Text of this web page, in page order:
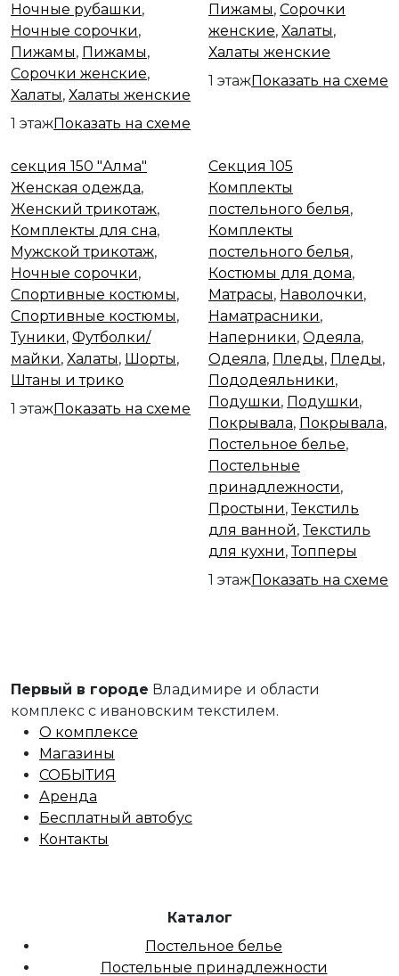
Ночные рубашки,
Ночные сорочки,
Пижамы, Пижамы,
Сорочки женские,
Халаты, Халаты женские
1 этажПоказать на схеме
Пижамы, Сорочки
женские, Халаты,
Халаты женские
1 этажПоказать на схеме
секция 150 "Алма"
Женская одежда,
Женский трикотаж,
Комплекты для сна,
Мужской трикотаж,
Ночные сорочки,
Спортивные костюмы,
Спортивные костюмы,
Туники, Футболки/
майки, Халаты, Шорты,
Штаны и трико
1 этажПоказать на схеме
Секция 105
Комплекты
постельного белья,
Комплекты
постельного белья,
Костюмы для дома,
Матрасы, Наволочки,
Наматрасники,
Наперники, Одеяла,
Одеяла, Пледы, Пледы,
Пододеяльники,
Подушки, Подушки,
Покрывала, Покрывала,
Постельное белье,
Постельные
принадлежности,
Простыни,Текстиль
для ванной,Текстиль
для кухни,Топперы
1 этажПоказать на схеме
Первый в городе Владимире и области
комплекс с ивановским текстилем.
О комплексе
Магазины
СОБЫТИЯ
Аренда
Бесплатный автобус
Контакты
Каталог
Постельное белье
Постельные принадлежности